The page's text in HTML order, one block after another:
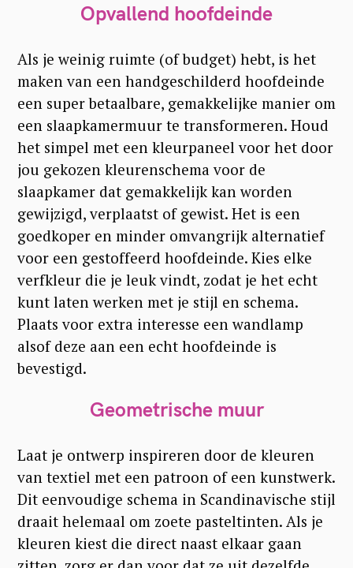
Opvallend hoofdeinde
Als je weinig ruimte (of budget) hebt, is het
maken van een handgeschilderd hoofdeinde
een super betaalbare, gemakkelijke manier om
een ​​slaapkamermuur te transformeren. Houd
het simpel met een kleurpaneel voor het door
jou gekozen kleurenschema voor de
slaapkamer dat gemakkelijk kan worden
gewijzigd, verplaatst of gewist. Het is een
goedkoper en minder omvangrijk alternatief
voor een gestoffeerd hoofdeinde. Kies elke
verfkleur die je leuk vindt, zodat je het echt
kunt laten werken met je stijl en schema.
Plaats voor extra interesse een wandlamp
alsof deze aan een echt hoofdeinde is
bevestigd.
Geometrische muur
Laat je ontwerp inspireren door de kleuren
van textiel met een patroon of een kunstwerk.
Dit eenvoudige schema in Scandinavische stijl
draait helemaal om zoete pasteltinten. Als je
kleuren kiest die direct naast elkaar gaan